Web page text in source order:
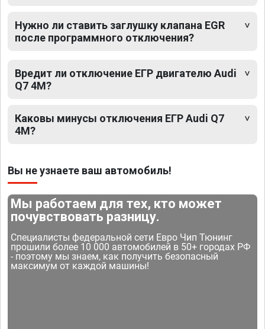
Нужно ли ставить заглушку клапана EGR
после программного отключения?
Вредит ли отключение ЕГР двигателю Audi
Q7 4M?
Каковы минусы отключения ЕГР Audi Q7
4M?
Вы не узнаете ваш автомобиль!
Мы работаем для тех, кто может
почувствовать разницу.
Специалисты федеральной сети Евро Чип Тюнинг
прошили более 10 000 автомобилей в 50+ городах РФ
- поэтому мы знаем, как получить безопасный
максимум от каждой машины!